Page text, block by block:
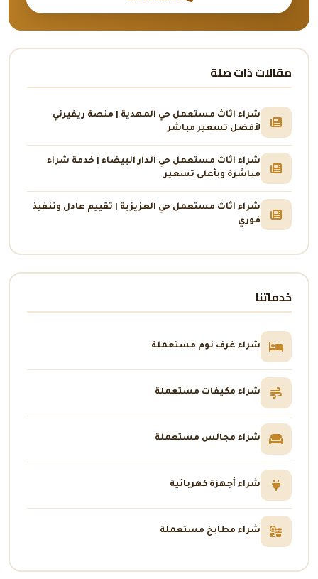
مقالات ذات صلة
شراء اثاث مستعمل حي المهدية | منصة ريفيرني
لأفضل تسعير مباشر
شراء اثاث مستعمل حي الدار البيضاء | خدمة شراء
مباشرة وبأعلى تسعير
شراء اثاث مستعمل حي العزيزية | تقييم عادل وتنفيذ
فوري
خدماتنا
شراء غرف نوم مستعملة
شراء مكيفات مستعملة
شراء مجالس مستعملة
شراء أجهزة كهربائية
شراء مطابخ مستعملة